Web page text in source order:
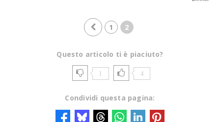
1 2
Questo articolo ti è piaciuto?
1 4
Condividi questa pagina: